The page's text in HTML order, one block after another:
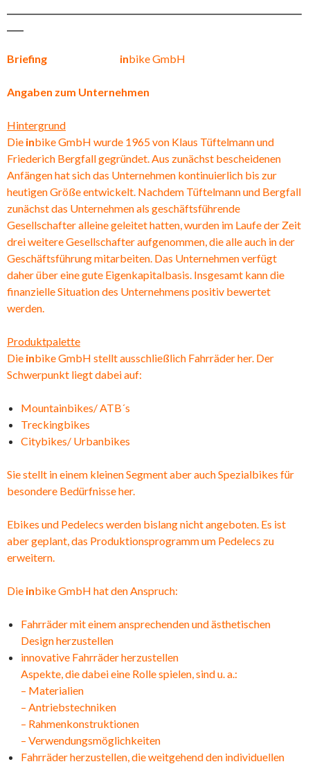
Briefing inbike GmbH
Angaben zum Unternehmen
Hintergrund
Die inbike GmbH wurde 1965 von Klaus Tüftelmann und
Friederich Bergfall gegründet. Aus zunächst bescheidenen
Anfängen hat sich das Unternehmen kontinuierlich bis zur
heutigen Größe entwickelt. Nachdem Tüftelmann und Bergfall
zunächst das Unternehmen als geschäftsführende
Gesellschafter alleine geleitet hatten, wurden im Laufe der Zeit
drei weitere Gesellschafter aufgenommen, die alle auch in der
Geschäftsführung mitarbeiten. Das Unternehmen verfügt
daher über eine gute Eigenkapitalbasis. Insgesamt kann die
finanzielle Situation des Unternehmens positiv bewertet
werden.
Produktpalette
Die inbike GmbH stellt ausschließlich Fahrräder her. Der
Schwerpunkt liegt dabei auf:
Mountainbikes/ ATB´s
Treckingbikes
Citybikes/ Urbanbikes
Sie stellt in einem kleinen Segment aber auch Spezialbikes für
besondere Bedürfnisse her.
Ebikes und Pedelecs werden bislang nicht angeboten. Es ist
aber geplant, das Produktionsprogramm um Pedelecs zu
erweitern.
Die inbike GmbH hat den Anspruch:
Fahrräder mit einem ansprechenden und ästhetischen
Design herzustellen
innovative Fahrräder herzustellen
Aspekte, die dabei eine Rolle spielen, sind u. a.:
– Materialien
– Antriebstechniken
– Rahmenkonstruktionen
– Verwendungsmöglichkeiten
Fahrräder herzustellen, die weitgehend den individuellen